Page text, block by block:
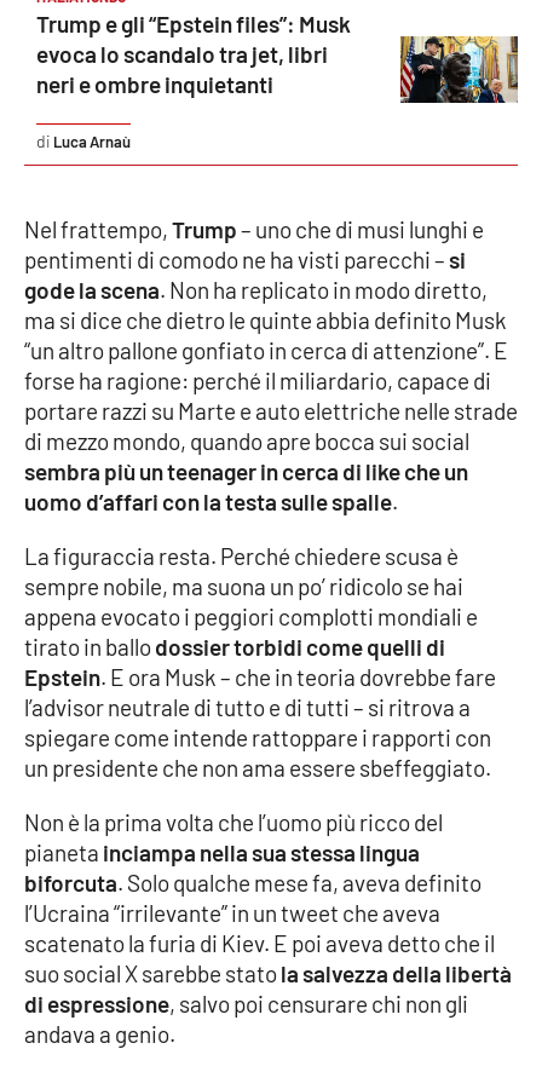
SPECIALI
Buona Sanità Calabria
LA
CALABRIAVISIONE
Eventi
Food
Storie
LAC
NETWORK
Lacplay.it
Lactv.it
Laconair.it
Lacitymag.it
Ilreggino.it
Cosenzachannel.it
Ilvibonese.it
Catanzarochannel.it
Trump e gli “Epstein files”: Musk
evoca lo scandalo tra jet, libri
neri e ombre inquietanti
Luca Arnaù
Nel frattempo,Trump– uno che di musi lunghi e
pentimenti di comodo ne ha visti parecchi –si
gode la scena. Non ha replicato in modo diretto,
ma si dice che dietro le quinte abbia definito Musk
“un altro pallone gonfiato in cerca di attenzione”. E
forse ha ragione: perché il miliardario, capace di
portare razzi su Marte e auto elettriche nelle strade
di mezzo mondo, quando apre bocca sui social
sembra più un teenager in cerca di like che un
uomo d’affari con la testa sulle spalle.
La figuraccia resta. Perché chiedere scusa è
sempre nobile, ma suona un po’ ridicolo se hai
appena evocato i peggiori complotti mondiali e
tirato in ballodossier torbidi come quelli di
Epstein. E ora Musk – che in teoria dovrebbe fare
l’advisor neutrale di tutto e di tutti – si ritrova a
spiegare come intende rattoppare i rapporti con
un presidente che non ama essere sbeffeggiato.
Non è la prima volta che l’uomo più ricco del
pianeta inciampa nella sua stessa lingua
biforcuta. Solo qualche mese fa, aveva definito
l’Ucraina “irrilevante” in un tweet che aveva
scatenato la furia di Kiev. E poi aveva detto che il
suo social X sarebbe statola salvezza della libertà
di espressione, salvo poi censurare chi non gli
andava a genio.